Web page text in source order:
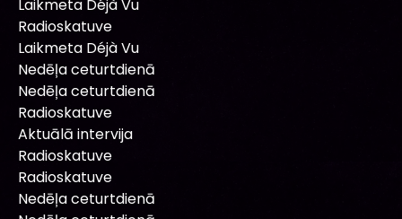
Laikmeta Déjà Vu
Radioskatuve
Laikmeta Déjà Vu
Nedēļa ceturtdienā
Nedēļa ceturtdienā
Radioskatuve
Aktuālā intervija
Radioskatuve
Radioskatuve
Nedēļa ceturtdienā